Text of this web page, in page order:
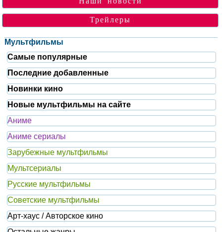
Трейлеры
Мультфильмы
Самые популярные
Последние добавленные
Новинки кино
Новые мультфильмы на сайте
Аниме
Аниме сериалы
Зарубежные мультфильмы
Мультсериалы
Русские мультфильмы
Советские мультфильмы
Арт-хаус / Авторское кино